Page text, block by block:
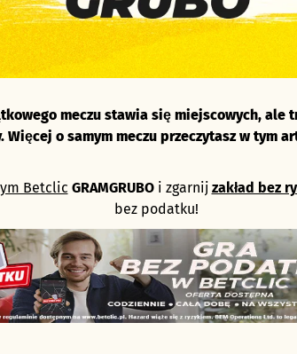
meczu stawia się miejscowych, ale
o samym meczu przeczytasz w tym
Betclic GRAMGRUBO i zgarnij zakład bez
bez podatku!